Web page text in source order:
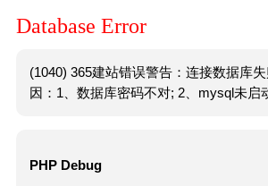
Database Error
(1040) 365建站错误警告：连接数据库
因：1、数据库密码不对; 2、mysql未启
PHP Debug